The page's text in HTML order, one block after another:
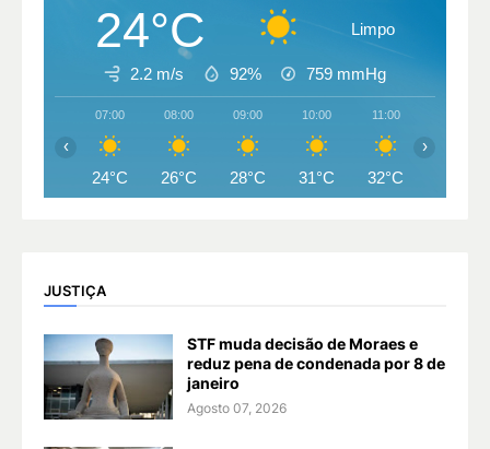
24°C Limpo
2.2 m/s 92% 759 mmHg
07:00
24°C
08:00
26°C
09:00
28°C
10:00
31°C
11:00
32°C
‹ ›
JUSTIÇA
STF muda decisão de Moraes e
reduz pena de condenada por 8 de
janeiro
Agosto 07, 2026